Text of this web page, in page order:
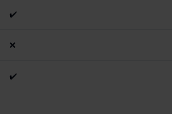
✔️
❌
✔️